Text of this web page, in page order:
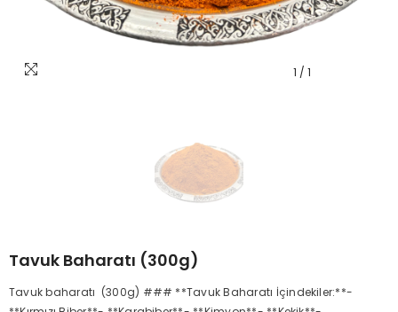
1 / 1
Tavuk Baharatı (300g)
Tavuk baharatı (300g) ### **Tavuk Baharatı İçindekiler:**-